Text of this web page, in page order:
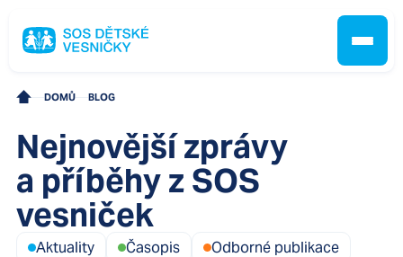
DOMŮ BLOG
Nejnovější zprávy
a příběhy z SOS
vesniček
Aktuality Časopis
Odborné publikace
Jak pomáháme
Pobočky
SOS Kompas 53
22
SOS Kotva
SOS Kormidlo
Centrum vzdělávání
Ombudsman SOS dětských vesniček